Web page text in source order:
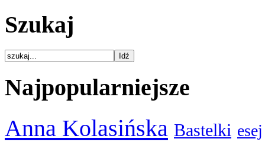
Szukaj
Najpopularniejsze
Anna Kolasińska Bastelki esej